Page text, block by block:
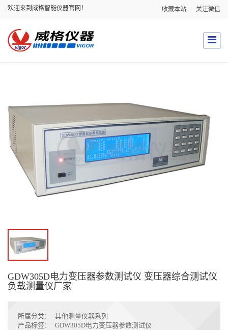
欢迎来到威格智能仪器官网！ 收藏本站 关注微信
GDW305D电力变压器参数测试仪 变压器综合测试仪
负载测量仪厂家
所属分类：
其他测量仪器系列
产品标签：
GDW305D电力变压器参数测试仪